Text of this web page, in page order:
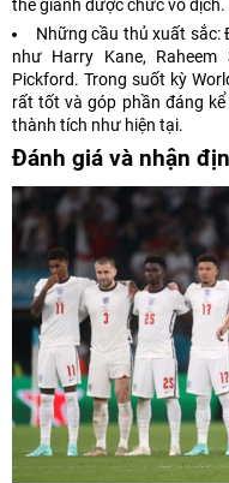
thể giành được chức vô địch.
Những cầu thủ xuất sắc:
như Harry Kane,
Pickford. Trong suốt kỳ
rất tốt và góp phần đáng
thành tích như hiện tại.
Đánh giá và nhận